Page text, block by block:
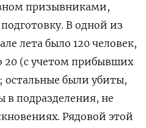
призывниками,
В одной из
лета было 120 человек,
20 (с учетом прибывших
остальные были убиты,
в подразделения, не
Рядовой этой